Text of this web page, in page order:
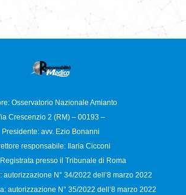
Osservatorio Nazionale Amianto
Crescenzio 2 (RM) – 00193 –
Presidente: avv. Ezio Bonanni
responsabile:
Ilaria Cicconi
presso il Tribunale di Roma
autorizzazione N°34/2022 dell’8 marzo 2022
autorizzazione N° 35/2022 dell’8 marzo 2022